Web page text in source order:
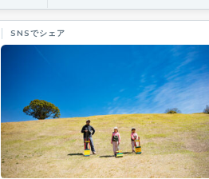
SNSでシェア